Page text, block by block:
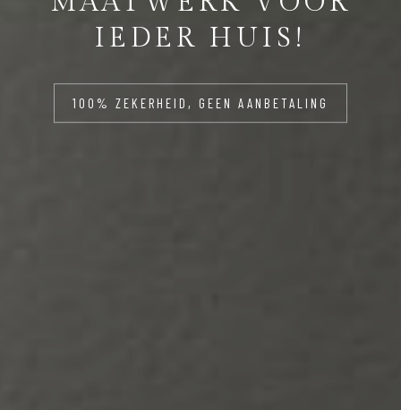
IEDER HUIS!
100% ZEKERHEID, GEEN AANBETALING